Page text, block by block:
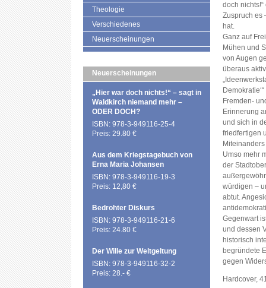
Theologie
Verschiedenes
Neuerscheinungen
Neuerscheinungen
„Hier war doch nichts!“ – sagt in
Waldkirch niemand mehr –
ODER DOCH?
ISBN: 978-3-949116-25-4
Preis: 29.80 €
Aus dem Kriegstagebuch von
Erna Maria Johansen
ISBN: 978-3-949116-19-3
Preis: 12,80 €
Bedrohter Diskurs
ISBN: 978-3-949116-21-6
Preis: 24.80 €
Der Wille zur Weltgeltung
ISBN: 978-3-949116-32-2
Preis: 28.- €
doch
Zuspruch es
hat.
Ganz auf
Mühen und
von Augen
überaus
Fremden-
Erinnerung
und sich in
friedfertigen
Umso mehr
der
würdigen –
abtut.
Gegenwart
und dessen
historisch
begründete
gegen
Hardcover,